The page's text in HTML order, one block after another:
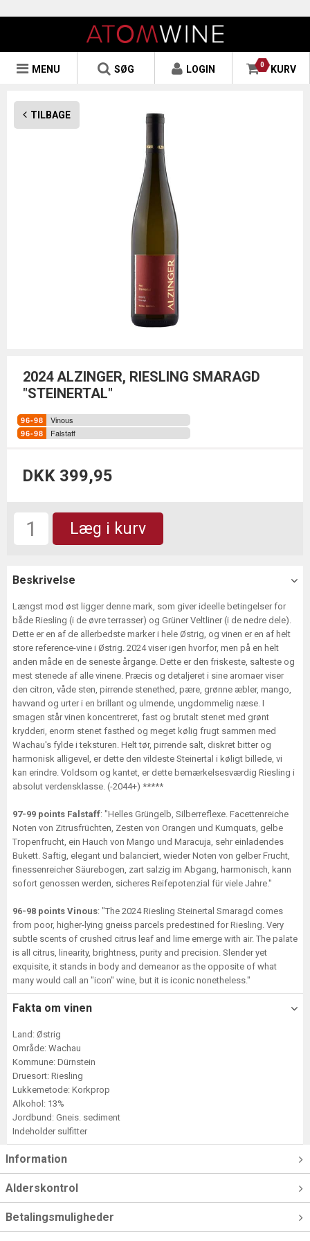
0 KURV
LOGIN
SØG
MENU
TILBAGE
2024 ALZINGER, RIESLING SMARAGD
"STEINERTAL"
Vinous
Falstaff
DKK 399,95
Læg i kurv
Beskrivelse
Længst mod øst ligger denne mark, som giver ideelle betingelser for
både Riesling (i de øvre terrasser) og Grüner Veltliner (i de nedre dele).
Dette er en af de allerbedste marker i hele Østrig, og vinen er en af helt
store reference-vine i Østrig. 2024 viser igen hvorfor, men på en helt
anden måde en de seneste årgange. Dette er den friskeste, salteste og
mest stenede af alle vinene. Præcis og detaljeret i sine aromaer viser
den citron, våde sten, pirrende stenethed, pære, grønne æbler, mango,
havvand og urter i en brillant og ulmende, ungdommelig næse. I
smagen står vinen koncentreret, fast og brutalt stenet med grønt
krydderi, enorm stenet fasthed og meget kølig frugt sammen med
Wachau's fylde i teksturen. Helt tør, pirrende salt, diskret bitter og
harmonisk alligevel, er dette den vildeste Steinertal i køligt billede, vi
kan erindre. Voldsom og kantet, er dette bemærkelsesværdig Riesling i
absolut verdensklasse. (-2044+) *****
97-99 points Falstaff: "Helles Grüngelb, Silberreflexe. Facettenreiche
Noten von Zitrusfrüchten, Zesten von Orangen und Kumquats, gelbe
Tropenfrucht, ein Hauch von Mango und Maracuja, sehr einladendes
Bukett. Saftig, elegant und balanciert, wieder Noten von gelber Frucht,
finessenreicher Säurebogen, zart salzig im Abgang, harmonisch, kann
sofort genossen werden, sicheres Reifepotenzial für viele Jahre."
96-98 points Vinous: "The 2024 Riesling Steinertal Smaragd comes
from poor, higher-lying gneiss parcels predestined for Riesling. Very
subtle scents of crushed citrus leaf and lime emerge with air. The palate
is all citrus, linearity, brightness, purity and precision. Slender yet
exquisite, it stands in body and demeanor as the opposite of what
many would call an "icon" wine, but it is iconic nonetheless."
Fakta om vinen
Land: Østrig
Område: Wachau
Kommune: Dürnstein
Druesort: Riesling
Lukkemetode: Korkprop
Alkohol: 13%
Jordbund: Gneis. sediment
Indeholder sulfitter
Information
Alderskontrol
Betalingsmuligheder